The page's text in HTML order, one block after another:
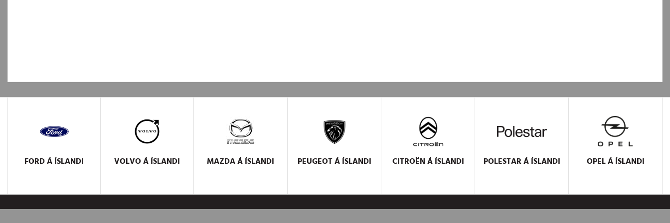
FORDÁ ÍSLANDI VOLVOÁ ÍSLANDI MAZDAÁ ÍSLANDI PEUGEOTÁ ÍSLANDI CITROËNÁ ÍSLANDI POLESTARÁ ÍSLANDI OPELÁ ÍSLANDI